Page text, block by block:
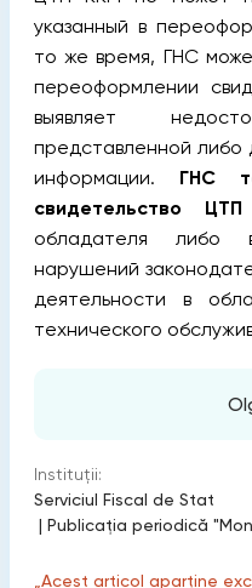
указанный в
то же время, ГНС
переоформлении
выявляет
представленной либо
информации. ГНС
свидетельство
обладателя либо
нарушений
деятельности в
технического
Instituții:
Serviciul Fiscal de Stat
| Publicaţia periodică
„Acest articol aparține